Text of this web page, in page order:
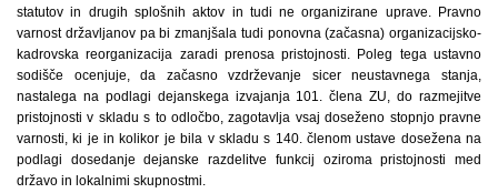
statutov in drugih splošnih aktov in tudi ne organizirane uprave. Pravno
varnost državljanov pa bi zmanjšala tudi ponovna (začasna) organizacijsko-
kadrovska reorganizacija zaradi prenosa pristojnosti. Poleg tega ustavno
sodišče ocenjuje, da začasno vzdrževanje sicer neustavnega stanja,
nastalega na podlagi dejanskega izvajanja 101. člena ZU, do razmejitve
pristojnosti v skladu s to odločbo, zagotavlja vsaj doseženo stopnjo pravne
varnosti, ki je in kolikor je bila v skladu s 140. členom ustave dosežena na
podlagi dosedanje dejanske razdelitve funkcij oziroma pristojnosti med
državo in lokalnimi skupnostmi.